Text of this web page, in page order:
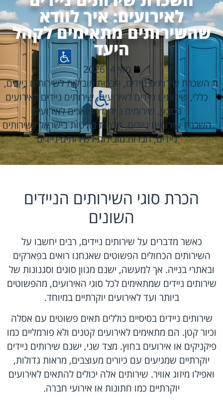
לאירועים: איך לוודא
שהשירותים מתאימים לקהל
היעד
מאי 4, 2026
השכרת שירותים ניידים, חברות מובילות לשירותים ניידים,
כללי, שירותים ניידים לאירועים,שירותים ניידים לאירועים
בטבע, שירותים ניידים מפוארים לאירועים
השכרת שירותים ניידים,חברות בולטות בישראל לשירותים
ניידים,חברות מובילות לשירותים ניידים
הכרת סוגי השירותים הניידים
השונים
כאשר מדברים על שירותים ניידים, רבים יחשבו על
השירותים הכחולים הפשוטים שאנחנו רואים בפארקים
ובאתרי בנייה. אך למעשה, ישנם מגוון סוגים וסגנונות של
שירותים ניידים שמתאימים לכל סוגי האירועים, מהפשוטים
ביותר ועד לאירועים יוקרתיים במיוחד.
שירותים ניידים בסיסיים כוללים תאים פשוטים עם אסלה
וכיור קטן. הם מתאימים לאירועים קטנים ולא פורמליים כמו
פיקניקים או אירועים בחוץ. מצד שני, ישנם שירותים ניידים
יוקרתיים שמגיעים עם כיורים מעוצבים, מראות גדולות,
ואפילו מיזוג אוויר. שירותים אלה יכולים להתאים לאירועים
יוקרתיים כמו חתונות או אירועי חברה.